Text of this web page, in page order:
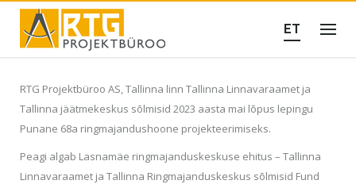
Skip
content
ET
RTG Projektbüroo AS, Tallinna linn Tallinna Linnavaraamet ja
Tallinna jäätmekeskus sõlmisid 2023 aasta mai lõpus lepingu
Punane 68a ringmajandushoone projekteerimiseks.
Peagi algab Lasnamäe ringmajanduskeskuse ehitus – Tallinna
Linnavaraamet ja Tallinna Ringmajanduskeskus sõlmisid Fund